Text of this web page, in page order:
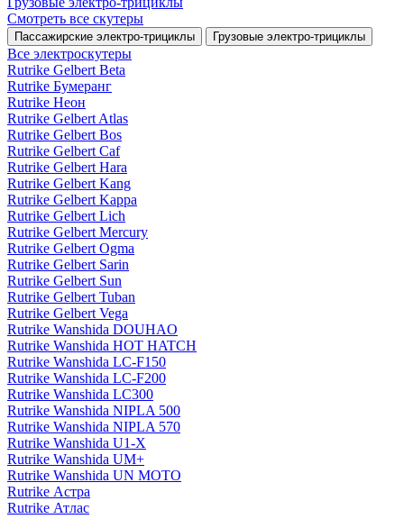
Смотреть все скутеры
Пассажирские электро‑трициклы Грузовые электро‑трициклы
Все электро­скутеры
Rutrike Gelbert Beta
Rutrike Бумеранг
Rutrike Неон
Rutrike Gelbert Atlas
Rutrike Gelbert Bos
Rutrike Gelbert Caf
Rutrike Gelbert Hara
Rutrike Gelbert Kang
Rutrike Gelbert Kappa
Rutrike Gelbert Lich
Rutrike Gelbert Mercury
Rutrike Gelbert Ogma
Rutrike Gelbert Sarin
Rutrike Gelbert Sun
Rutrike Gelbert Tuban
Rutrike Gelbert Vega
Rutrike Wanshida DOUHAO
Rutrike Wanshida HOT HATCH
Rutrike Wanshida LC-F150
Rutrike Wanshida LC-F200
Rutrike Wanshida LC300
Rutrike Wanshida NIPLA 500
Rutrike Wanshida NIPLA 570
Rutrike Wanshida U1-X
Rutrike Wanshida UM+
Rutrike Wanshida UN MOTO
Rutrike Астра
Rutrike Атлас